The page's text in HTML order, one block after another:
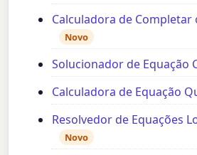
Calculadora de Completar
Novo
Solucionador de Equação
Calculadora de Equação
Resolvedor de Equações
Novo